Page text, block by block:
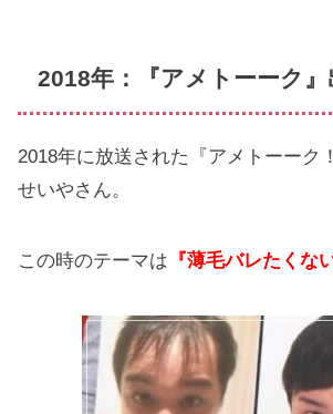
2018年：『アメトーーク』
2018年に放送された『アメトーーク
せいやさん。
この時のテーマは 『薄毛バレたくな